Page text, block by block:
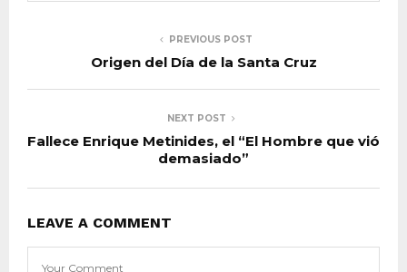
PREVIOUS POST
Origen del Día de la Santa Cruz
NEXT POST
Fallece Enrique Metinides, el “El Hombre que vió
demasiado”
LEAVE A COMMENT